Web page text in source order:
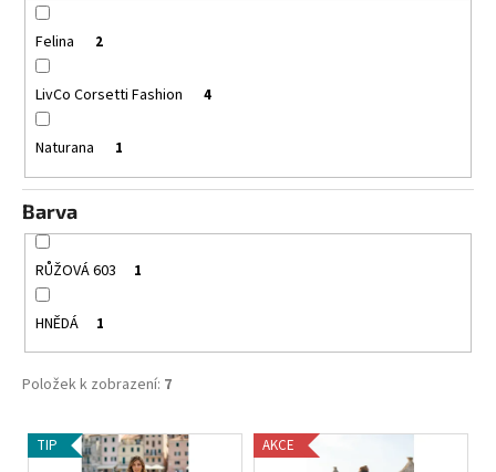
Felina 2
LivCo Corsetti Fashion 4
Naturana 1
Barva
RŮŽOVÁ 603 1
HNĚDÁ 1
Položek k zobrazení: 7
VTIP AKCE
m
ZMENŠOVACÍ
PODPRSENKA
MINIMIZER
NATURANA
5063
719
Kč
Původně:
799